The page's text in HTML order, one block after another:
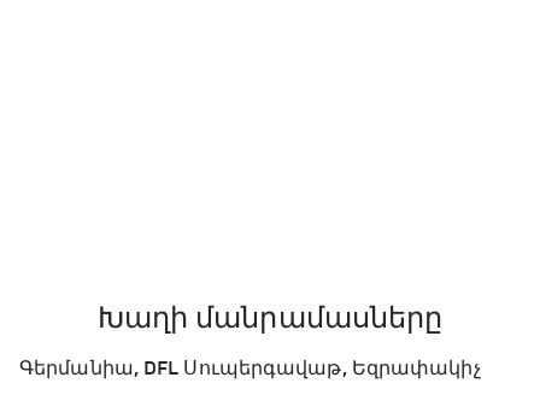
Խաղի մանրամասները
Գերմանիա, DFL Սուպերգավաթ, Եզրափակիչ